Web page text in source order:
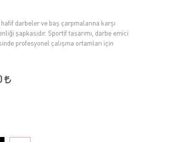
darbeler ve baş çarpmalarına karşı
şapkasıdır. Sportif tasarımı, darbe emici
profesyonel çalışma ortamları için